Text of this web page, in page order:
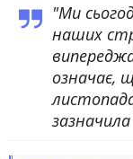
"Ми
наших
означає,